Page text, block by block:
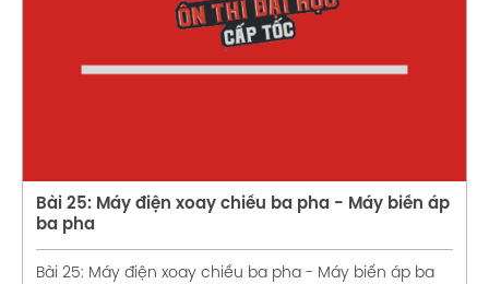
Bài 25: Máy điện xoay chiều ba pha - Máy biến áp
ba pha
Bài 25: Máy điện xoay chiều ba pha - Máy biến áp ba